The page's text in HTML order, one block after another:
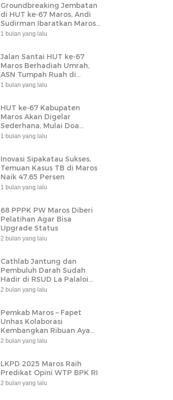
Groundbreaking Jembatan
di HUT ke-67 Maros, Andi
Sudirman Ibaratkan Maros
Sebagai Leher Sulsel
1 bulan yang lalu
Jalan Santai HUT ke-67
Maros Berhadiah Umrah,
ASN Tumpah Ruah di
Lapangan Pallantikang
1 bulan yang lalu
HUT ke-67 Kabupaten
Maros Akan Digelar
Sederhana, Mulai Doa
Bersama hingga
1 bulan yang lalu
Inovasi Sipakatau Sukses,
Temuan Kasus TB di Maros
Naik 47,65 Persen
1 bulan yang lalu
68 PPPK PW Maros Diberi
Pelatihan Agar Bisa
Upgrade Status
2 bulan yang lalu
Cathlab Jantung dan
Pembuluh Darah Sudah
Hadir di RSUD La Palaloi
Maros
2 bulan yang lalu
Pemkab Maros – Fapet
Unhas Kolaborasi
Kembangkan Ribuan Ayam
Alope di Tompobulu
2 bulan yang lalu
LKPD 2025 Maros Raih
Predikat Opini WTP BPK RI
2 bulan yang lalu